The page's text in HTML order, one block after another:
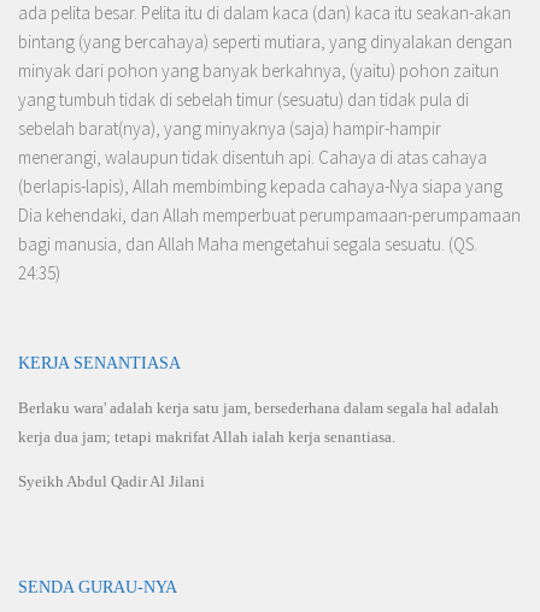
ada pelita besar. Pelita itu di dalam kaca (dan) kaca itu seakan-akan
bintang (yang bercahaya) seperti mutiara, yang dinyalakan dengan
minyak dari pohon yang banyak berkahnya, (yaitu) pohon zaitun
yang tumbuh tidak di sebelah timur (sesuatu) dan tidak pula di
sebelah barat(nya), yang minyaknya (saja) hampir-hampir
menerangi, walaupun tidak disentuh api. Cahaya di atas cahaya
(berlapis-lapis), Allah membimbing kepada cahaya-Nya siapa yang
Dia kehendaki, dan Allah memperbuat per­umpamaan-perumpamaan
bagi manusia, dan Allah Maha mengetahui segala sesuatu. (QS.
24:35)
KERJA SENANTIASA
Berlaku wara' adalah kerja satu jam, bersederhana dalam segala hal adalah
kerja dua jam; tetapi makrifat Allah ialah kerja senantiasa.
Syeikh Abdul Qadir Al Jilani
SENDA GURAU-NYA